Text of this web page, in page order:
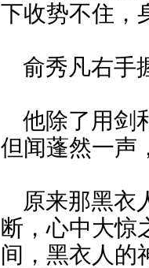
下收势不住，
俞秀凡右手
他除了用剑
但闻蓬然一声
原来那黑衣
断，心中大惊
间，黑衣人的